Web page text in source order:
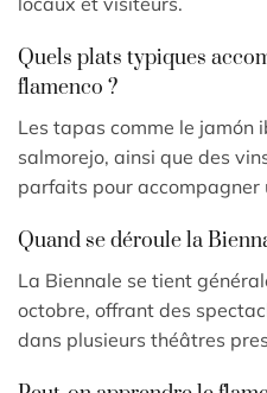
Quels plats typiques
flamenco ?
Les tapas comme le jamón
salmorejo, ainsi que des
parfaits pour accompagner
Quand se déroule la
La Biennale se tient
octobre, offrant des
dans plusieurs théâtres